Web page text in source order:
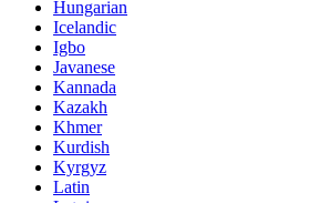
Hungarian
Icelandic
Igbo
Javanese
Kannada
Kazakh
Khmer
Kurdish
Kyrgyz
Latin